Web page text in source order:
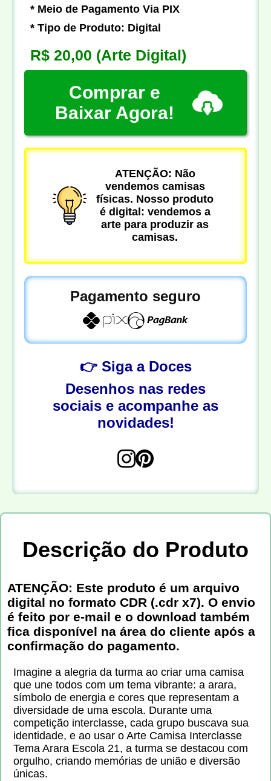
* Meio de Pagamento Via PIX
* Tipo de Produto: Digital
R$ 20,00 (Arte Digital)
Comprar e
Baixar Agora!
ATENÇÃO: Não
vendemos camisas
físicas. Nosso produto
é digital: vendemos a
arte para produzir as
camisas.
Pagamento seguro
👉 Siga a Doces
Desenhos nas redes
sociais e acompanhe as
novidades!
Descrição do Produto
ATENÇÃO: Este produto é um arquivo
digital no formato CDR (.cdr x7). O envio
é feito por e-mail e o download também
fica disponível na área do cliente após a
confirmação do pagamento.
Imagine a alegria da turma ao criar uma camisa
que une todos com um tema vibrante: a arara,
símbolo de energia e cores que representam a
diversidade de uma escola. Durante uma
competição interclasse, cada grupo buscava sua
identidade, e ao usar o Arte Camisa Interclasse
Tema Arara Escola 21, a turma se destacou com
orgulho, criando memórias de união e diversão
únicas.